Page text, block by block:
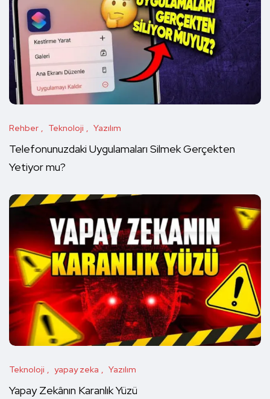
Rehber Teknoloji Yazılım
Telefonunuzdaki Uygulamaları Silmek Gerçekten
Yetiyor mu?
Teknoloji yapay zeka Yazılım
Yapay Zekânın Karanlık Yüzü